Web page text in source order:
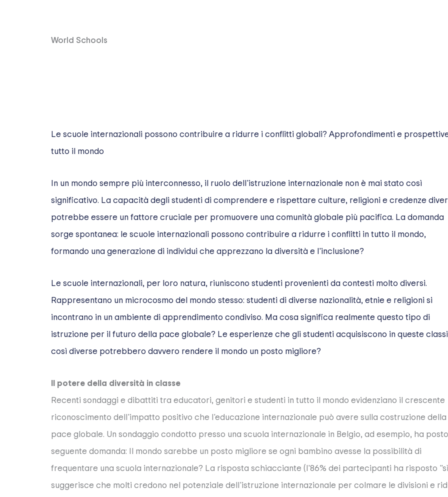
World Schools
Le scuole internazionali possono contribuire a ridurre i conflitti globali? Approfondimenti e
tutto il mondo
In un mondo sempre più interconnesso, il ruolo dell'istruzione internazionale non è mai stato così
significativo. La capacità degli studenti di comprendere e rispettare culture, religioni e credenze
potrebbe essere un fattore cruciale per promuovere una comunità globale più pacifica. La domanda
sorge spontanea: le scuole internazionali possono contribuire a ridurre i conflitti in tutto il mondo,
formando una generazione di individui che apprezzano la diversità e l'inclusione?
Le scuole internazionali, per loro natura, riuniscono studenti provenienti da contesti molto diversi.
Rappresentano un microcosmo del mondo stesso: studenti di diverse nazionalità, etnie e religioni si
incontrano in un ambiente di apprendimento condiviso. Ma cosa significa realmente questo tipo di
istruzione per il futuro della pace globale? Le esperienze che gli studenti acquisiscono in queste classi
così diverse potrebbero davvero rendere il mondo un posto migliore?
Il potere della diversità in classe
Recenti sondaggi e dibattiti tra educatori, genitori e studenti in tutto il mondo evidenziano il crescente
riconoscimento dell'impatto positivo che l'educazione internazionale può avere sulla costruzione della
pace globale. Un sondaggio condotto presso una scuola internazionale in Belgio, ad esempio, ha
seguente domanda:
Il mondo sarebbe un posto migliore se ogni bambino avesse la possibilità di
frequentare una scuola internazionale? La risposta schiacciante (l'86% dei partecipanti ha risposto
suggerisce che molti credono nel potenziale dell'istruzione internazionale per colmare le divisioni e